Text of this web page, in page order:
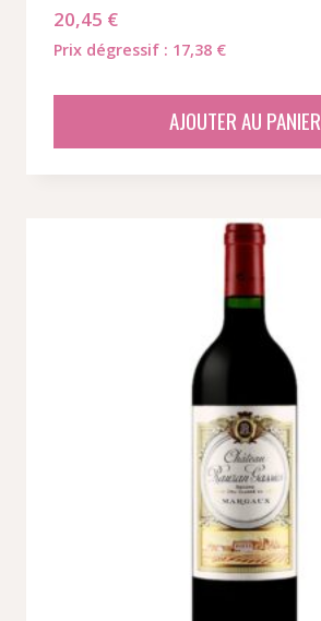
20,45 €
Prix dégressif : 17,38 €
AJOUTER AU PANIER